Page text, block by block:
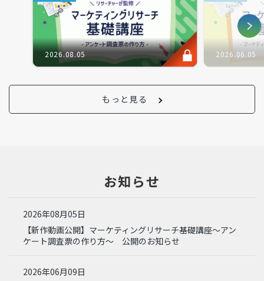
もっと見る
2026.08.05 2026.06.05
お知らせ
2026年08月05日
【新作動画公開】マーケティングリサーチ基礎講座～アン
ケート調査票の作り方～ 公開のお知らせ
2026年06月09日